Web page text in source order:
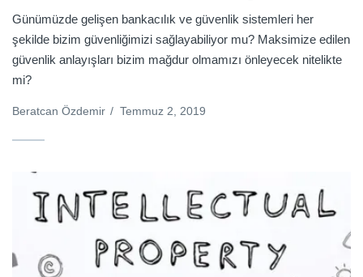
Günümüzde gelişen bankacılık ve güvenlik sistemleri her
şekilde bizim güvenliğimizi sağlayabiliyor mu? Maksimize edilen
güvenlik anlayışları bizim mağdur olmamızı önleyecek nitelikte
mi?
Beratcan Özdemir / Temmuz 2, 2019